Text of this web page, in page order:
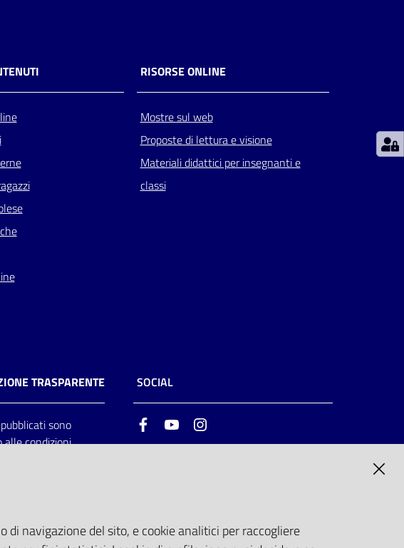
RISORSE ONLINE
Mostre sul web
Proposte di lettura e visione
Materiali didattici per insegnanti e
classi
TRASPARENTE
sono
alle condizioni
SOCIAL
FacebookYoutube
navigazione del sito, e cookie analitici per raccogliere